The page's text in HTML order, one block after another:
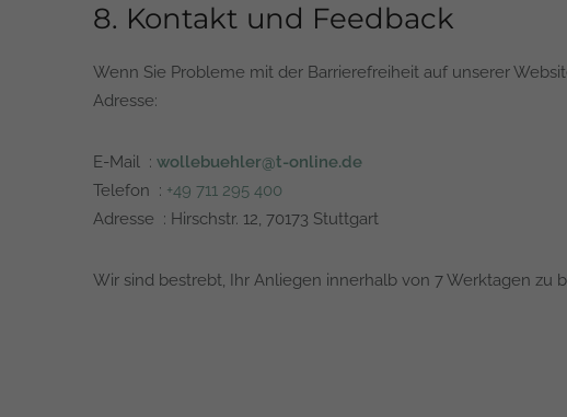
8. Kontakt und Feedback
Wenn Sie Probleme mit der Barrierefreiheit auf unserer
Adresse:
E-Mail : wollebuehler@t-online.de
Telefon : +49 711 295 400
Adresse : Hirschstr. 12, 70173 Stuttgart
Wir sind bestrebt, Ihr Anliegen innerhalb von 7 Werktagen zu